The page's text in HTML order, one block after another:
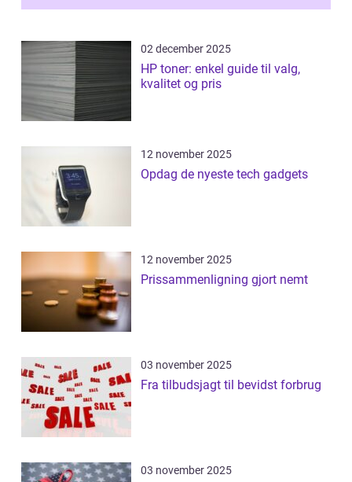
02 december 2025
HP toner: enkel guide til valg,
kvalitet og pris
12 november 2025
Opdag de nyeste tech gadgets
12 november 2025
Prissammenligning gjort nemt
03 november 2025
Fra tilbudsjagt til bevidst forbrug
03 november 2025